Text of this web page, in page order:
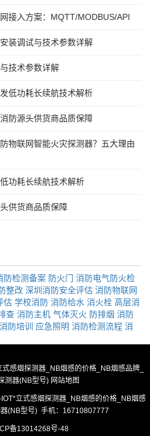
接入方案：MQTT/MODBUS/API
装调试与技术参数详解
技术参数详解
低功耗长续航技术解析
防源头供货商品质保障
物联网智能火灾探测器？五大理由
功耗长续航技术解析
供货商品质保障
防检测备案 防火门 消防电气防火检
整改 深圳消防安全评估 消防物联网
估 学校消防 消防给水 消火栓 高层消
查 消防主机 气体灭火 防排烟 消防
消防培训 应急照明 消防检测流程 消
感烟探测器_NB烟感的价格_NB烟感品牌_
测器(NB型号) 网站地图
立式感烟探测器_NB烟感的价格_NB烟感
(NB型号) 手机：16710807777
备13014268号-48